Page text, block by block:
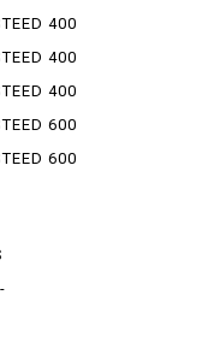
VLS400
SPRI...
400
VLX400
VSE600
600